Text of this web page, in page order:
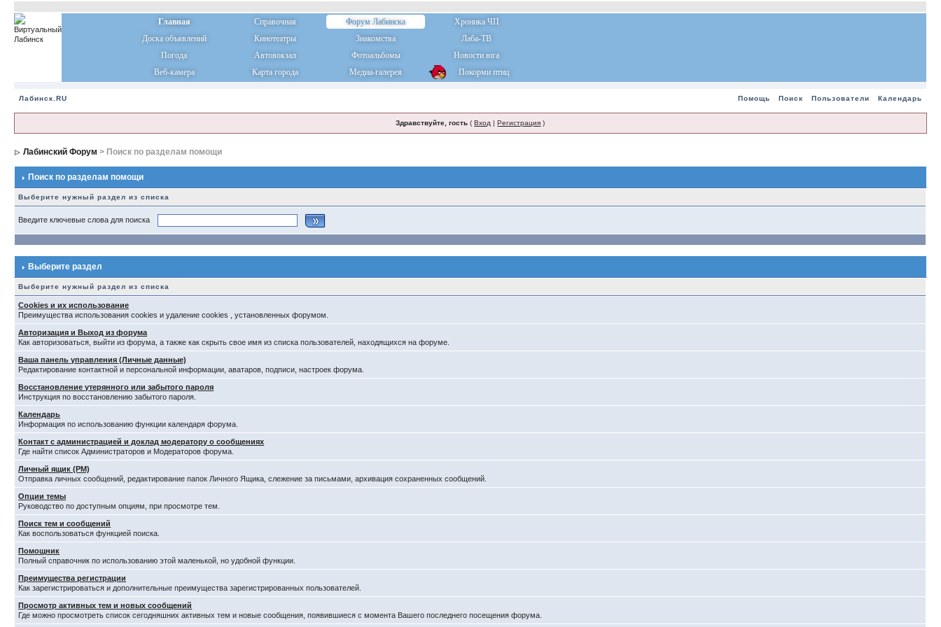
Главная Справочная Форум Лабинска
Хроника ЧП
Доска объявлений
Кинотеатры Знакомства
Лаба-ТВ
Погода
Автовокзал Фотоальбомы
Новости юга
Веб-камера
Карта города Медиа-галерея Покорми птиц
Лабинск.RU Помощь Поиск Пользователи Календарь
Здравствуйте, гость (Вход |Регистрация )
Лабинский Форум > Поиск по разделам помощи
Поиск по разделам помощи
Выберите нужный раздел из списка
Введите ключевые слова для поиска
Выберите раздел
Выберите нужный раздел из списка
Cookies и их использование
Преимущества использования cookies и удаление cookies , установленных форумом.
Авторизация и Выход из форума
Как авторизоваться, выйти из форума, а также как скрыть свое имя из списка пользователей, находящихся на форуме.
Ваша панель управления (Личные данные)
Редактирование контактной и персональной информации, аватаров, подписи, настроек форума.
Восстановление утерянного или забытого пароля
Инструкция по восстановлению забытого пароля.
Календарь
Информация по использованию функции календаря форума.
Контакт с администрацией и доклад модератору о сообщениях
Где найти список Администраторов и Модераторов форума.
Личный ящик (PM)
Отправка личных сообщений, редактирование папок Личного Ящика, слежение за письмами, архивация сохраненных сообщений.
Опции темы
Руководство по доступным опциям, при просмотре тем.
Поиск тем и сообщений
Как воспользоваться функцией поиска.
Помощник
Полный справочник по использованию этой маленькой, но удобной функции.
Преимущества регистрации
Как зарегистрироваться и дополнительные преимущества зарегистрированных пользователей.
Просмотр активных тем и новых сообщений
Где можно просмотреть список сегодняшних активных тем и новые сообщения, появившиеся с момента Вашего последнего посещения форума.